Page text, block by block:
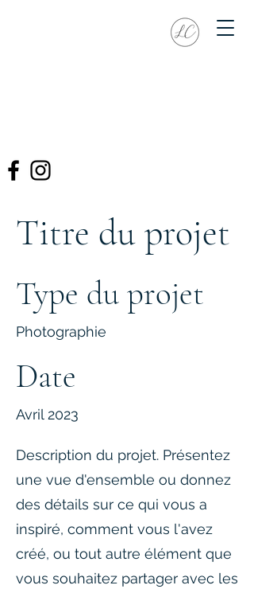
Titre du projet
Type du projet
Photographie
Date
Avril 2023
Description du projet. Présentez
une vue d'ensemble ou donnez
des détails sur ce qui vous a
inspiré, comment vous l'avez
créé, ou tout autre élément que
vous souhaitez partager avec les